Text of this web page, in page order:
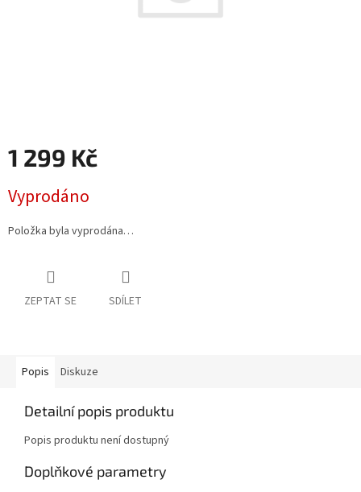
1 299 Kč
cena:
Vyprodáno
Položka byla vyprodána…
ZEPTAT SE SDÍLET
Popis Diskuze
Detailní popis produktu
Popis produktu není dostupný
Doplňkové parametry